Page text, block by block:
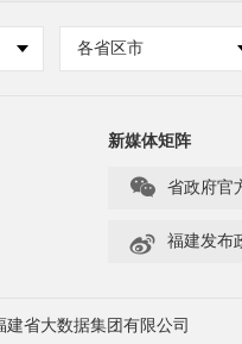
各省区市
新媒体矩阵
 省政府官
 福建发布
建省大数据集团有限公司